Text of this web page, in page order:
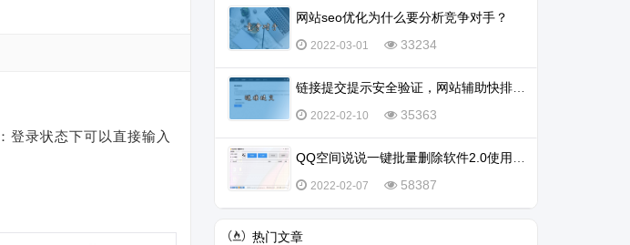
登录状态下可以直接输入
网站seo优化为什么要分析竞争对手？
2022-03-01 33234
2022-02-10 35363
2022-02-07 58387
热门文章